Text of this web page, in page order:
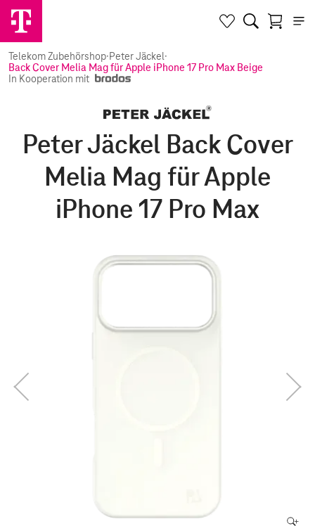
Telekom Zubehörshop·Peter Jäckel·
Back Cover Melia Mag für Apple iPhone 17 Pro Max Beige
In Kooperation mit
Peter Jäckel Back Cover
Melia Mag für Apple
iPhone 17 Pro Max